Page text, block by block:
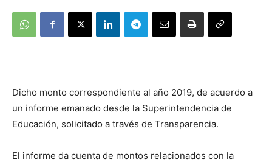
Dicho monto correspondiente al año 2019, de acuerdo a
un informe emanado desde la Superintendencia de
Educación, solicitado a través de Transparencia.
El informe da cuenta de montos relacionados con la